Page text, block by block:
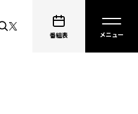
番組表